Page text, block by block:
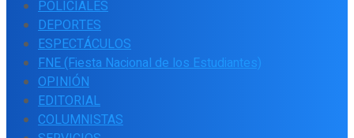
POLICIALES
DEPORTES
ESPECTÁCULOS
FNE (Fiesta Nacional de los Estudiantes)
OPINIÓN
EDITORIAL
COLUMNISTAS